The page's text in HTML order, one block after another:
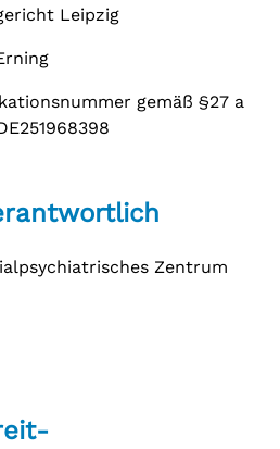
und Grünau
Leipzig
gemäß §27 a
Zentrum